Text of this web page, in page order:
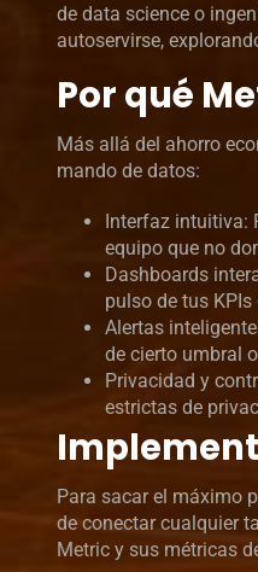
de data science o
autoservirse,
Por qué
Más allá del ahorro
mando de datos:
Interfaz intuitiva:
equipo que no
Dashboards
pulso de tus
Alertas
de cierto umbral
Privacidad y
estrictas de
Para sacar el máximo
de conectar cualquier
Metric y sus métricas